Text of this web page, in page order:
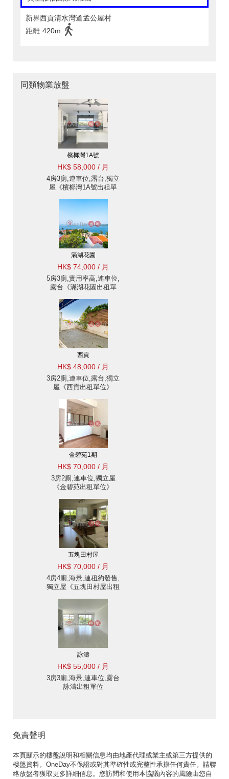
新界西貢清水灣道孟公屋村
距離 420m
同類物業放盤
檳榔灣1A號
HK$ 58,000 / 月
4房3廁,連車位,露台,獨立
屋《檳榔灣1A號出租單
滿湖花園
HK$ 74,000 / 月
5房3廁,實用率高,連車位,
露台《滿湖花園出租單
西貢
HK$ 48,000 / 月
3房2廁,連車位,露台,獨立
屋《西貢出租單位》
金碧苑1期
HK$ 70,000 / 月
3房2廁,連車位,獨立屋
《金碧苑出租單位》
五塊田村屋
HK$ 70,000 / 月
4房4廁,海景,連租約發售,
獨立屋《五塊田村屋出租
詠濤
HK$ 55,000 / 月
3房3廁,海景,連車位,露台
詠濤出租單位
免責聲明
本頁顯示的樓盤說明和相關信息均由地產代理或業主或第三方提供的
樓盤資料。OneDay不保證或對其準確性或完整性承擔任何責任。請聯
絡放盤者獲取更多詳細信息。您訪問和使用本協議內容的風險由您自